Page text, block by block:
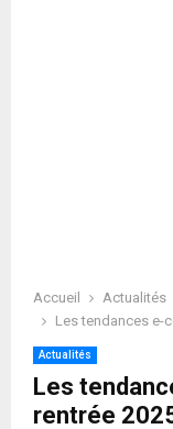
Accueil
Actualités
Les tendances e-
Actualités
Les
rentrée